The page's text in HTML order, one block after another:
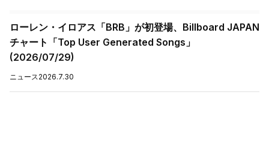
ローレン・イロアス「BRB」が初登場、Billboard JAPAN
チャート「Top User Generated Songs」
(2026/07/29)
ニュース 2026.7.30